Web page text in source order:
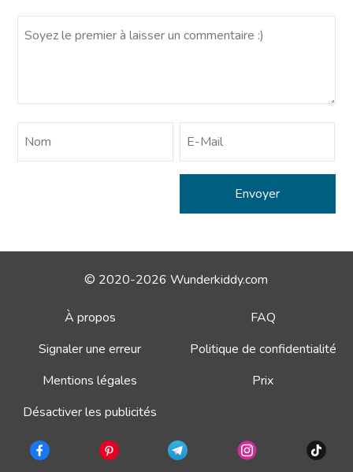
© 2020-2026 Wunderkiddy.com
À propos
FAQ
Signaler une erreur
Politique de confidentialité
Mentions légales
Prix
Désactiver les publicités